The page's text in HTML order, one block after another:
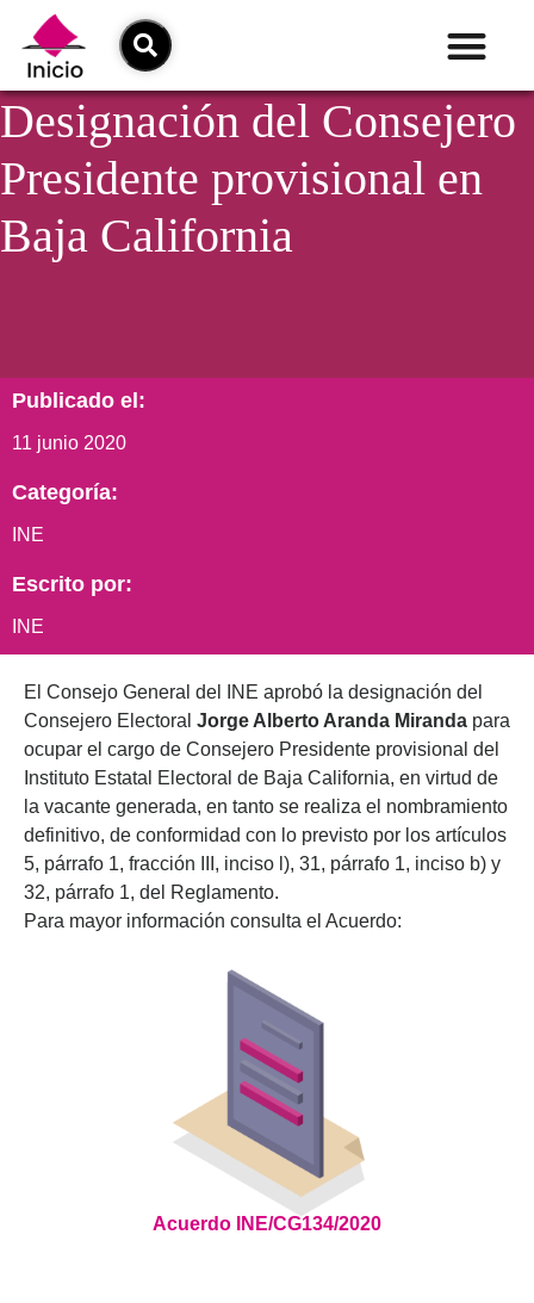
Designación del Consejero
Presidente provisional en
Baja California
Publicado el:
11 junio 2020
Categoría:
INE
Escrito por:
INE
El Consejo General del INE aprobó la designación del
Consejero Electoral Jorge Alberto Aranda Miranda para
ocupar el cargo de Consejero Presidente provisional del
Instituto Estatal Electoral de Baja California, en virtud de
la vacante generada, en tanto se realiza el nombramiento
definitivo, de conformidad con lo previsto por los artículos
5, párrafo 1, fracción III, inciso l), 31, párrafo 1, inciso b) y
32, párrafo 1, del Reglamento.
Para mayor información consulta el Acuerdo:
Acuerdo INE/CG134/2020